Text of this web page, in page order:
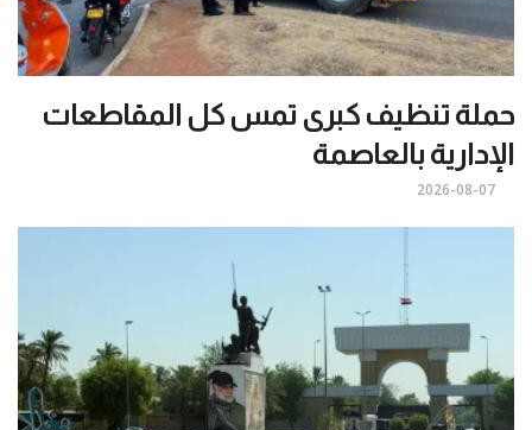
حملة تنظيف كبرى تمس كل المقاطعات
الإدارية بالعاصمة
2026-08-07